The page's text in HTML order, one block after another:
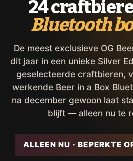
24
Bluetooth
De meest exclusieve OG
dit jaar in een unieke Silver
geselecteerde craftbieren,
werkende Beer in a Box
na december gewoon laat
blijft — alleen nu te
ALLEEN NU · BEPERKTE